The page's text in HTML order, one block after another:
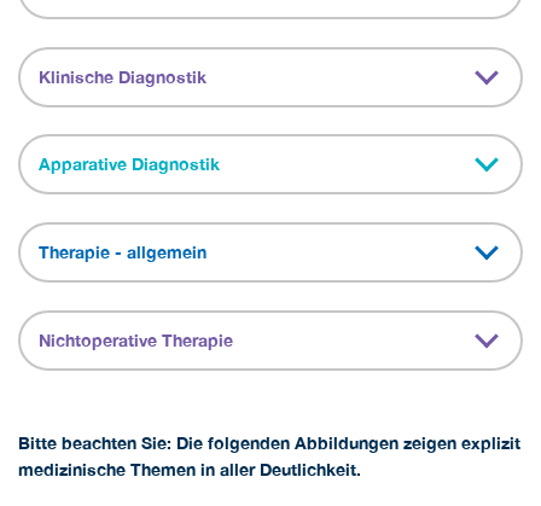
Klinische Diagnostik
Apparative Diagnostik
Therapie - allgemein
Nichtoperative Therapie
Bitte beachten Sie: Die folgenden Abbildungen zeigen explizit
medizinische Themen in aller Deutlichkeit.